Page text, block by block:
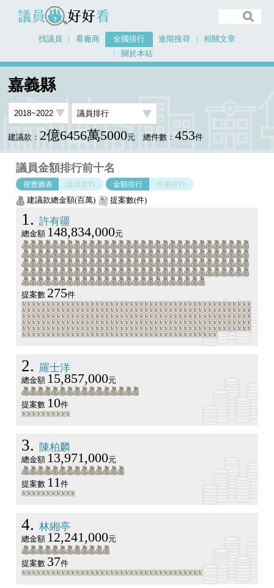
議員好好看
找議員 看廠商 全國排行 進階搜尋
相關文章
關於本站
嘉義縣
建議款： 2億6456萬5000元 總件數： 453件
議員金額排行前十名
視覺圖表 議員資料 金額排行 件數排行
建議款總金額(百萬) 提案數(件)
1 許有疆
總金額 148,834,000元
提案數 275件
2 羅士洋
總金額 15,857,000元
提案數 10件
3 陳柏麟
總金額 13,971,000元
提案數 11件
4 林緗亭
總金額 12,241,000元
提案數 37件